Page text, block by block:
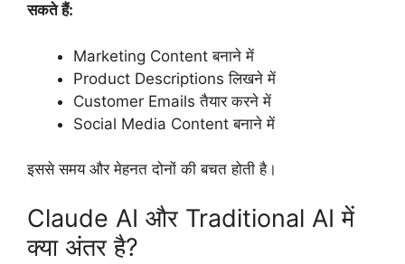
सकते हैं:
Marketing Content बनाने में
Product Descriptions लिखने में
Customer Emails तैयार करने में
Social Media Content बनाने में
इससे समय और मेहनत दोनों की बचत होती है।
Claude AI और Traditional AI में
क्या अंतर है?